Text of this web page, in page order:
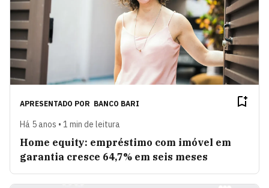
APRESENTADO POR BANCO BARI
Há 5 anos • 1 min de leitura
Home equity: empréstimo com imóvel em
garantia cresce 64,7% em seis meses